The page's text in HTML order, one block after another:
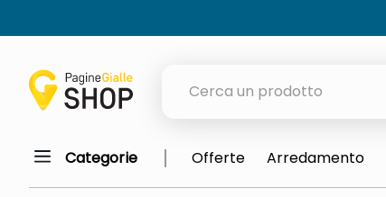
Categorie Offerte Arredamento